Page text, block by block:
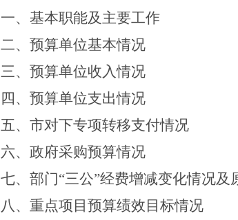
一、基本职能及主要工作
二、预算单位基本情况
三、预算单位收入情况
四、 预算单位支出情况
五、 市对下专项转移支付情况
六、 政府采购预算情况
七、部门“三公”经费增减变化情况及
八、重点项目预算绩效目标情况